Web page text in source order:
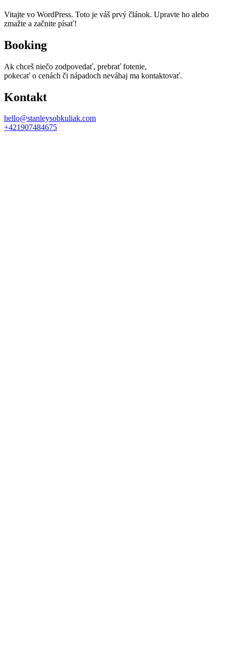
Vitajte vo WordPress. Toto je váš prvý článok. Upravte ho alebo
zmažte a začnite písať!
Booking
Ak chceš niečo zodpovedať, prebrať fotenie,
pokecať o cenách či nápadoch neváhaj ma kontaktovať.
Kontakt
hello@stanleysobkuliak.com
+421907484675